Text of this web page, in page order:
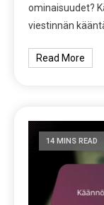
ominaisuudet?
viestinnän
Read More
14 MINS READ